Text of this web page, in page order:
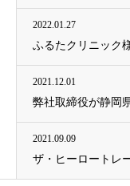
2022.01.27
ふるたクリニック
2021.12.01
弊社取締役が静岡
2021.09.09
ザ・ヒーロートレ